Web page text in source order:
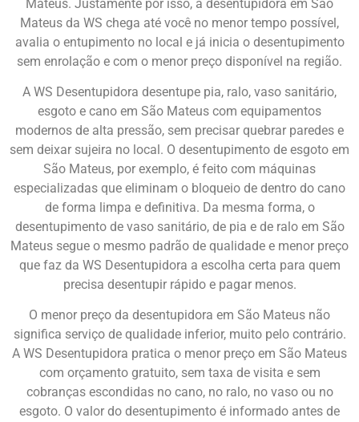
Mateus. Justamente por isso, a desentupidora em São
Mateus da WS chega até você no menor tempo possível,
avalia o entupimento no local e já inicia o desentupimento
sem enrolação e com o menor preço disponível na região.
A WS Desentupidora desentupe pia, ralo, vaso sanitário,
esgoto e cano em São Mateus com equipamentos
modernos de alta pressão, sem precisar quebrar paredes e
sem deixar sujeira no local. O desentupimento de esgoto em
São Mateus, por exemplo, é feito com máquinas
especializadas que eliminam o bloqueio de dentro do cano
de forma limpa e definitiva. Da mesma forma, o
desentupimento de vaso sanitário, de pia e de ralo em São
Mateus segue o mesmo padrão de qualidade e menor preço
que faz da WS Desentupidora a escolha certa para quem
precisa desentupir rápido e pagar menos.
O menor preço da desentupidora em São Mateus não
significa serviço de qualidade inferior, muito pelo contrário.
A WS Desentupidora pratica o menor preço em São Mateus
com orçamento gratuito, sem taxa de visita e sem
cobranças escondidas no cano, no ralo, no vaso ou no
esgoto. O valor do desentupimento é informado antes de